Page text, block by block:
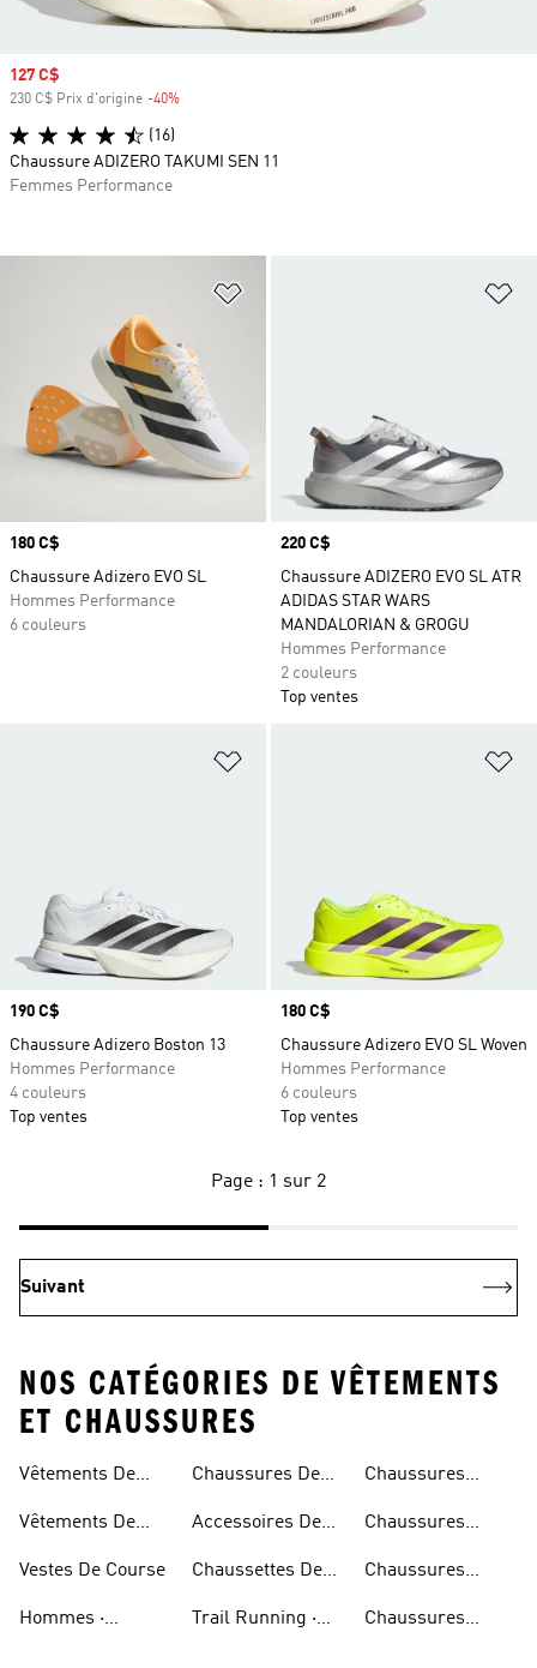
Ajouter à la Liste de produits
Prix
180 C$
Chaussure Adizero EVO SL
Hommes Performance
6 couleurs
Prix
220 C$
Chaussure ADIZERO EVO SL ATR
ADIDAS STAR WARS
MANDALORIAN & GROGU
Hommes Performance
2 couleurs
Top ventes
Ajouter à la Liste de produits
Prix
190 C$
Chaussure Adizero Boston 13
Hommes Performance
4 couleurs
Top ventes
Prix
180 C$
Chaussure Adizero EVO SL Woven
Hommes Performance
6 couleurs
Top ventes
Prix soldé
127 C$
230 C$ Prix d'origine -40%
(16)
Chaussure ADIZERO TAKUMI SEN 11
Femmes Performance
Page : 1 sur 2
Suivant
NOS CATÉGORIES DE VÊTEMENTS
ET CHAUSSURES
Vêtements De
Vêtements De
Vestes De Course
Hommes ·
Course
Chaussures De
Accessoires De
Chaussettes De
Trail Running ·
Chaussures
Chaussures
Chaussures
Chaussures